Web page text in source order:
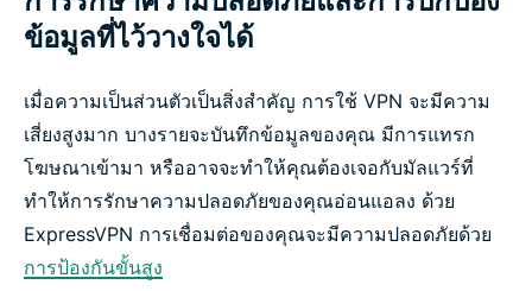
ข้อมูลที่ไว้วางใจได้
เมื่อความเป็นส่วนตัวเป็นสิ่งสำคัญ การใช้ VPN จะมีความ
เสี่ยงสูงมาก บางรายจะบันทึกข้อมูลของคุณ มีการแทรก
โฆษณาเข้ามา หรืออาจจะทำให้คุณต้องเจอกับมัลแวร์ที่
ทำให้การรักษาความปลอดภัยของคุณอ่อนแอลง ด้วย
ExpressVPN การเชื่อมต่อของคุณจะมีความปลอดภัยด้วย
การป้องกันขั้นสูง